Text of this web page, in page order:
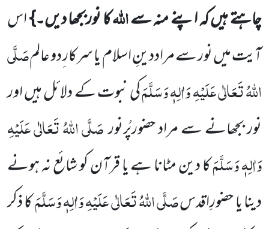
چاہتے ہیں کہ اپنے منہ سےاللہکا نوربجھا دیں۔}اس
آیت میںنور سے مراددینِ اسلام یا سرکار ِدو عالمصَلَّی
اللہُ تَعَالٰی عَلَیْہِ وَاٰلِہٖ وَسَلَّمَکی نبوت کے دلائل ہیں اور
نور بجھانے سے مراد حضورپُرنورصَلَّی اللہُ تَعَالٰی عَلَیْہِ
وَاٰلِہٖ وَسَلَّمَکا دین مٹانا ہے یا قرآن کو شائع نہ ہونے
دینا یا حضورِاقدسصَلَّی اللہُ تَعَالٰی عَلَیْہِ وَاٰلِہٖ وَسَلَّمَکا ذکر